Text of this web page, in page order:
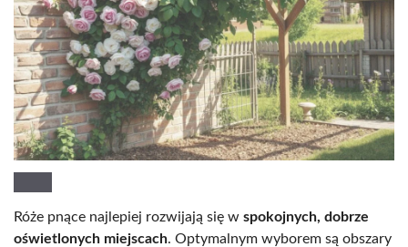
Róże pnące najlepiej rozwijają się w spokojnych, dobrze
oświetlonych miejscach. Optymalnym wyborem są obszary